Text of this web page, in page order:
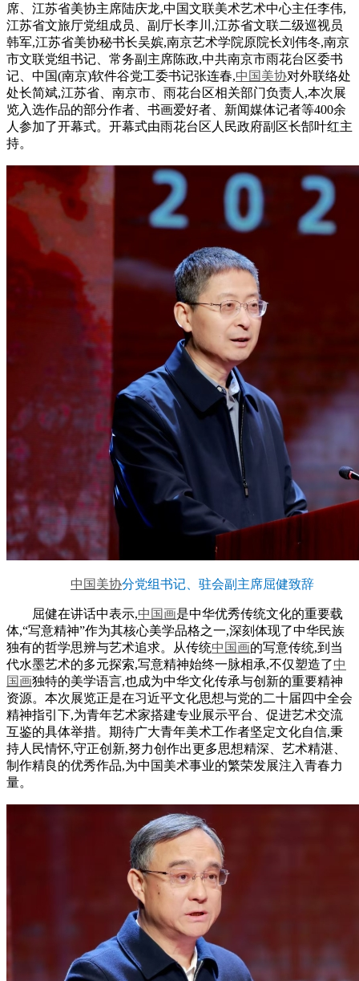
席、江苏省美协主席陆庆龙,中国文联美术艺术中心主任李伟,
江苏省文旅厅党组成员、副厅长李川,江苏省文联二级巡视员
韩军,江苏省美协秘书长吴嫔,南京艺术学院原院长刘伟冬,南京
市文联党组书记、常务副主席陈政,中共南京市雨花台区委书
记、中国(南京)软件谷党工委书记张连春,中国美协对外联络处
处长简斌,江苏省、南京市、雨花台区相关部门负责人,本次展
览入选作品的部分作者、书画爱好者、新闻媒体记者等400余
人参加了开幕式。开幕式由雨花台区人民政府副区长郜叶红主
持。
中国美协分党组书记、驻会副主席屈健致辞
屈健在讲话中表示,中国画是中华优秀传统文化的重要载
体,“写意精神”作为其核心美学品格之一,深刻体现了中华民族
独有的哲学思辨与艺术追求。从传统中国画的写意传统,到当
代水墨艺术的多元探索,写意精神始终一脉相承,不仅塑造了中
国画独特的美学语言,也成为中华文化传承与创新的重要精神
资源。本次展览正是在习近平文化思想与党的二十届四中全会
精神指引下,为青年艺术家搭建专业展示平台、促进艺术交流
互鉴的具体举措。期待广大青年美术工作者坚定文化自信,秉
持人民情怀,守正创新,努力创作出更多思想精深、艺术精湛、
制作精良的优秀作品,为中国美术事业的繁荣发展注入青春力
量。